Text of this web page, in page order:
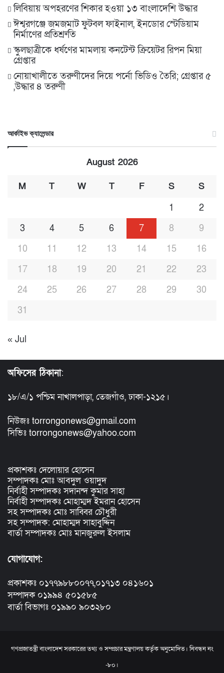
লিবিয়ায় অপহরণের শিকার হওয়া ১৩ বাংলাদেশি উদ্ধার
ঈশ্বরগঞ্জে জমজমাট ফুটবল ফাইনাল, ইনডোর স্টেডিয়াম
নির্মাণের প্রতিশ্রুতি
স্কুলছাত্রীকে ধর্ষণের মামলায় কনটেন্ট ক্রিয়েটর রিপন মিয়া
গ্রেপ্তার
নোয়াখালীতে তরুণীদের দিয়ে পর্নো ভিডিও তৈরি; গ্রেপ্তার ৫
,উদ্ধার ৪ তরুণী
আর্কাইভ ক্যালেন্ডার
August 2026
M T W T F S
S
1
2
3
4 5 6 7 8
9
10
11 12 13 14 15
16
17
18 19 20 21 22
23
24
25 26 27 28 29
30
31
« Jul
অফিসের ঠিকানা:
১৮/এ/১ পশ্চিম নাখালপাড়া, তেজগাঁও, ঢাকা-১২১৫।
নিউজঃ torrongonews@gmail.com
সিভিঃ torrongonews@yahoo.com
প্রকাশকঃ দেলোয়ার হোসেন
সম্পাদকঃ মোঃ আবদুল ওয়াদুদ
নির্বাহী সম্পাদকঃ সদানন্দ কুমার সাহা
নির্বাহী সম্পাদকঃ মোহাম্মদ ইমরান হোসেন
সহ সম্পাদকঃ মোঃ সাব্বির চৌধুরী
সহ সম্পাদক: মোহাম্মদ সাহাবুদ্দিন
বার্তা সম্পাদকঃ মোঃ মানজুরুল ইসলাম
যোগাযোগ:
প্রকাশকঃ ০১৭৭৯৮৮০০৭৭,০১৭১৩ ০৪১৬০১
সম্পাদক ০১৯৯৪ ৫০১৫৮৫
বার্তা বিভাগঃ ০১৯৯০ ৯০৩২৮০
গণপ্রজাতন্ত্রী বাংলাদেশ সরকারের তথ্য ও সম্প্রচার মন্ত্রণালয় কর্তৃক অনুমোদিত। নিবন্ধন নং
-৮০।